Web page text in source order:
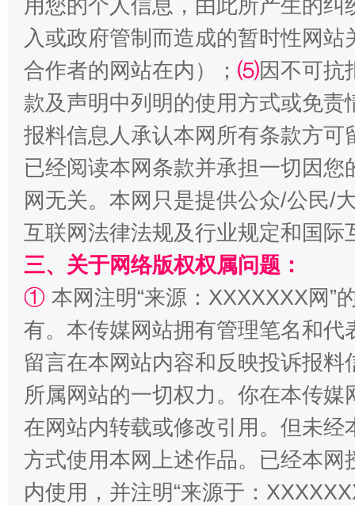
解纷+调解+退费，一次搞定
站台名比不上好声名
漫山遍野的桃花与雪山、麦地、白藏房 除
用您的个人信息，由此所产生的纠
入或政府管制而造成的暂时性网
合作者的网站在内）； ⑸因不可抗
款及声明中列明的使用方式或免责
报料信息人承认本网所有条款方
已经阅读本网条款并承担一切因
网无关。本网只是提供公众/公民/
互联网法律法规及行业规定和国
三、关于网络版权权属问题：
① 本网注明“来源：XXXXXXX网”
有。本传媒网站拥有管理笔名和
留言在本网站内容和反映投诉报
所属网站的一切权力。你在本传
在网站内转载或修改引用。但未
方式使用本网上述作品。已经本
内使用，并注明“来源于：